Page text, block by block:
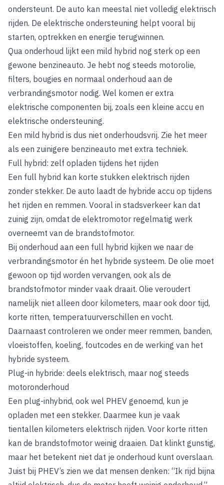
ondersteunt. De auto kan meestal niet volledig elektrisch
rijden. De elektrische ondersteuning helpt vooral bij
starten, optrekken en energie terugwinnen.
Qua onderhoud lijkt een mild hybrid nog sterk op een
gewone benzineauto. Je hebt nog steeds motorolie,
filters, bougies en normaal onderhoud aan de
verbrandingsmotor nodig. Wel komen er extra
elektrische componenten bij, zoals een kleine accu en
elektrische ondersteuning.
Een mild hybrid is dus niet onderhoudsvrij. Zie het meer
als een zuinigere benzineauto met extra techniek.
Full hybrid: zelf opladen tijdens het rijden
Een full hybrid kan korte stukken elektrisch rijden
zonder stekker. De auto laadt de hybride accu op tijdens
het rijden en remmen. Vooral in stadsverkeer kan dat
zuinig zijn, omdat de elektromotor regelmatig werk
overneemt van de brandstofmotor.
Bij onderhoud aan een full hybrid kijken we naar de
verbrandingsmotor én het hybride systeem. De olie moet
gewoon op tijd worden vervangen, ook als de
brandstofmotor minder vaak draait. Olie veroudert
namelijk niet alleen door kilometers, maar ook door tijd,
korte ritten, temperatuurverschillen en vocht.
Daarnaast controleren we onder meer remmen, banden,
vloeistoffen, koeling, foutcodes en de werking van het
hybride systeem.
Plug-in hybride: deels elektrisch, maar nog steeds
motoronderhoud
Een plug-inhybrid, ook wel PHEV genoemd, kun je
opladen met een stekker. Daarmee kun je vaak
tientallen kilometers elektrisch rijden. Voor korte ritten
kan de brandstofmotor weinig draaien. Dat klinkt gunstig,
maar het betekent niet dat je onderhoud kunt overslaan.
Juist bij PHEV’s zien we dat mensen denken: “Ik rijd bijna